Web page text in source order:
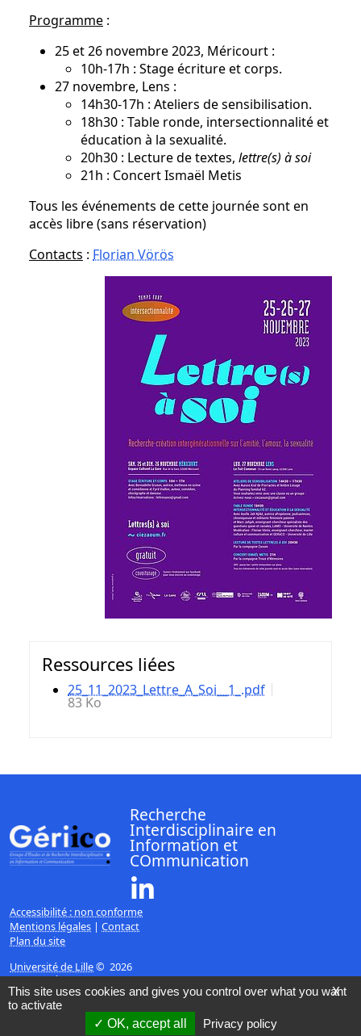
Programme :
25 et 26 novembre 2023, Méricourt :
10h-17h : Stage écriture et corps.
27 novembre, Lens :
14h30-17h : Ateliers de sensibilisation.
18h30 : Table ronde, intersectionnalité et
éducation à la sexualité.
20h30 : Lecture de textes, lettre(s) à soi
21h : Concert Ismaël Metis
Tous les événements de cette journée sont en
accès libre (sans réservation)
Contacts : Florian Vörös
Ressources liées
25_11_2023_Lettre_A_Soi__1_.pdf
83 Ko
Recherche
Interdisciplinaire en
Information et
COmmunication
Accessibilité : non conforme
Mentions légales | Contact
Plan du site
Université de Lille© 2026
Page mise à jour le 08/06/2020 (10:50)
X
This site uses cookies and gives you control over what you want
to activate
OK, accept all
Privacy policy